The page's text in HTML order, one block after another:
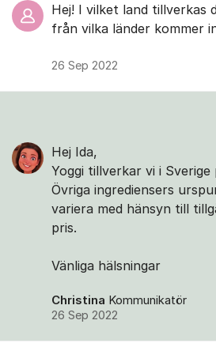
Hej! I vilket land tillverkas
från vilka länder kommer
26 Sep 2022
Hej Ida,
Yoggi tillverkar vi i Sverige
Övriga ingrediensers
variera med hänsyn till
pris.
Vänliga hälsningar
Christina Kommunikatör
26 Sep 2022